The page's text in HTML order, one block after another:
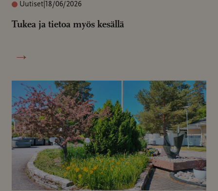
Uutiset 18/06/2026
Tukea ja tietoa myös kesällä
→